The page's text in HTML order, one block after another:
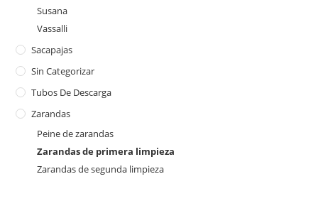
Susana
Vassalli
Sacapajas
Sin Categorizar
Tubos De Descarga
Zarandas
Peine de zarandas
Zarandas de primera limpieza
Zarandas de segunda limpieza